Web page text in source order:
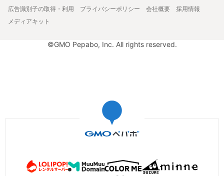
広告識別子の取得・利用
プライバシーポリシー 会社概要
採用情報
メディアキット
©GMO Pepabo, Inc. All rights reserved.